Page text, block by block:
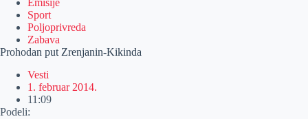
Emisije
Sport
Poljoprivreda
Zabava
Prohodan put Zrenjanin-Kikinda
Vesti
1. februar 2014.
11:09
Podeli: